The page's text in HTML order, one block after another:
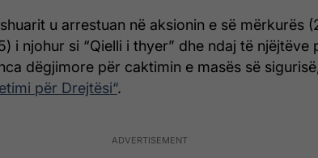
u arrestuan në aksionin e së mërkurës
i njohur si “Qielli i thyer” dhe ndaj të njëjtëve
dëgjimore për caktimin e masës së
për Drejtësi“.